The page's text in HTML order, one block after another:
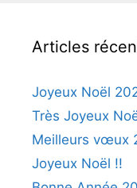
Articles
Joyeux Noël
Très Joyeux
Meilleurs vœux
Joyeux Noël !!